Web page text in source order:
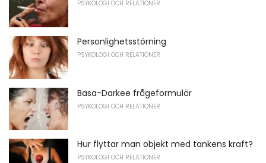
PSYKOLOGI OCH RELATIONER
Personlighetsstörning
PSYKOLOGI OCH RELATIONER
Basa-Darkee frågeformulär
PSYKOLOGI OCH RELATIONER
Hur flyttar man objekt med tankens kraft?
PSYKOLOGI OCH RELATIONER